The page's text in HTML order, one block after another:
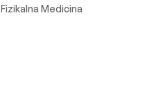
Fizikalna Medicina